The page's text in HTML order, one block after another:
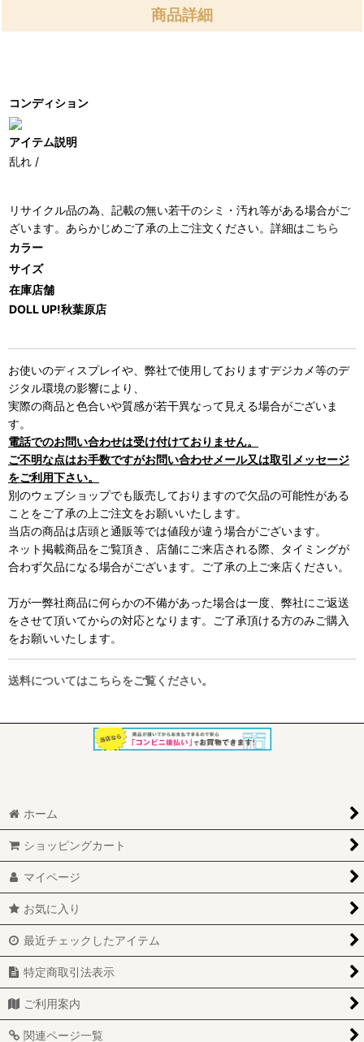
商品詳細
コンディション
アイテム説明
乱れ /
リサイクル品の為、記載の無い若干のシミ・汚れ等がある場合がご
ざいます。あらかじめご了承の上ご注文ください。詳細はこちら
カラー
サイズ
在庫店舗
DOLL UP!秋葉原店
お使いのディスプレイや、弊社で使用しておりますデジカメ等のデ
ジタル環境の影響により、
実際の商品と色合いや質感が若干異なって見える場合がございま
す。
電話でのお問い合わせは受け付けておりません。
ご不明な点はお手数ですがお問い合わせメール又は取引メッセージ
をご利用下さい。
別のウェブショップでも販売しておりますので欠品の可能性がある
ことをご了承の上ご注文をお願いいたします。
当店の商品は店頭と通販等では値段が違う場合がございます。
ネット掲載商品をご覧頂き、店舗にご来店される際、タイミングが
合わず欠品になる場合がございます。ご了承の上ご来店ください。
万が一弊社商品に何らかの不備があった場合は一度、弊社にご返送
をさせて頂いてからの対応となります。ご了承頂ける方のみご購入
をお願いいたします。
送料についてはこちらをご覧ください。
ホーム
ショッピングカート
マイページ
お気に入り
最近チェックしたアイテム
特定商取引法表示
ご利用案内
関連ページ一覧